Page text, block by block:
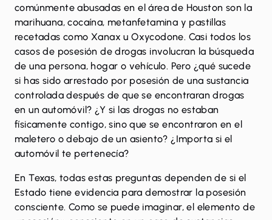
comúnmente abusadas en el área de Houston son la
marihuana, cocaína, metanfetamina y pastillas
recetadas como Xanax u Oxycodone. Casi todos los
casos de posesión de drogas involucran la búsqueda
de una persona, hogar o vehículo. Pero ¿qué sucede
si has sido arrestado por posesión de una sustancia
controlada después de que se encontraran drogas
en un automóvil? ¿Y si las drogas no estaban
físicamente contigo, sino que se encontraron en el
maletero o debajo de un asiento? ¿Importa si el
automóvil te pertenecía?
En Texas, todas estas preguntas dependen de si el
Estado tiene evidencia para demostrar la posesión
consciente. Como se puede imaginar, el elemento de